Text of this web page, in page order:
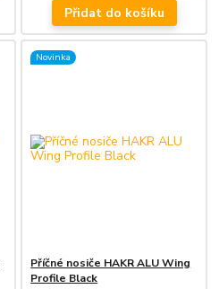
Přidat do košíku
Novinka
Příčné nosiče HAKR ALU Wing
Profile Black